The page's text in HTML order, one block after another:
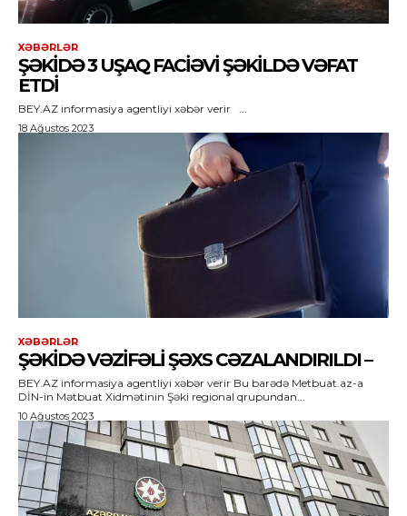
XƏBƏRLƏR
ŞƏKIDƏ 3 UŞAQ FACIƏVI ŞƏKILDƏ VƏFAT
ETDI
BEY.AZ informasiya agentliyi xəbər verir ...
18 Ağustos 2023
XƏBƏRLƏR
ŞƏKIDƏ VƏZIFƏLI ŞƏXS CƏZALANDIRILDI –
BEY.AZ informasiya agentliyi xəbər verir Bu barədə Metbuat.az-a
DİN-in Mətbuat Xidmətinin Şəki regional qrupundan...
10 Ağustos 2023